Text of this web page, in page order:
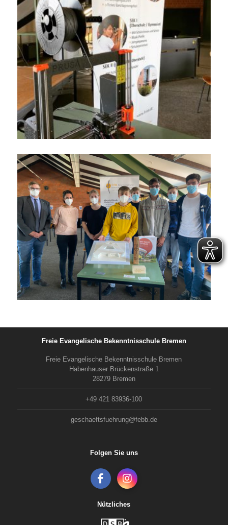
Freie Evangelische Bekenntnisschule Bremen
Freie Evangelische Bekenntnisschule Bremen
Habenhauser Brückenstraße 1
28279 Bremen
+49 421 83936-100
geschaeftsfuehrung@febb.de
Folgen Sie uns
Nützliches